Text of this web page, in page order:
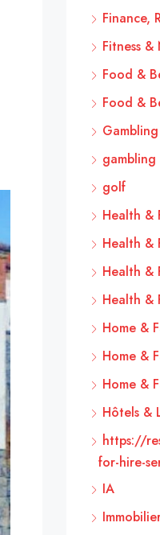
Finance,
Fitness
Food &
Food &
Gambling
gambling
golf
Health &
Health &
Health &
Health &
Home &
Home &
Home &
Hôtels &
https://
for-hire-
IA